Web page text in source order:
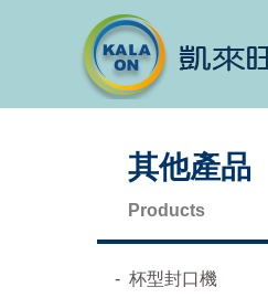
其他產品
Products
杯型封口機